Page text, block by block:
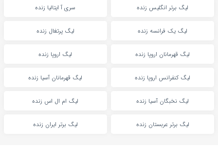
لیگ برتر انگلیس زنده سری آ ایتالیا زنده
لیگ یک فرانسه زنده لیگ پرتغال زنده
لیگ قهرمانان اروپا زنده لیگ اروپا زنده
لیگ کنفرانس اروپا زنده لیگ قهرمانان آسیا زنده
لیگ نخبگان آسیا زنده لیگ ام ال اس زنده
لیگ برتر عربستان زنده لیگ برتر ایران زنده